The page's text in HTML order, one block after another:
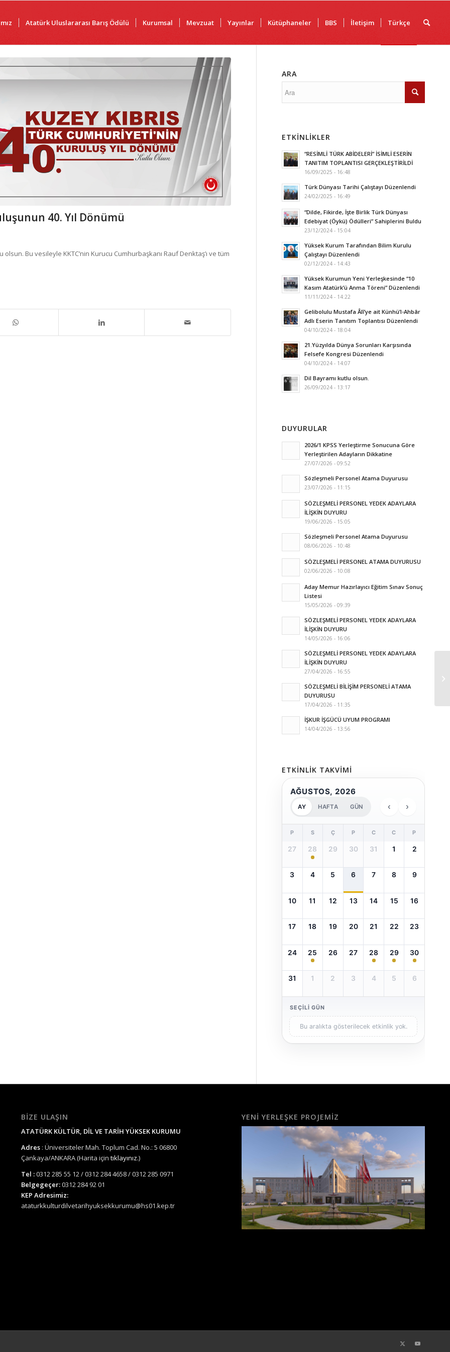
Atatürk Uluslararası Barış Ödülü Kurumsal Mevzuat Yayınlar Kütüphaneler BBS İletişim Türkçe
40. Yıl Dönümü
Bu vesileyle KKTC’nin Kurucu Cumhurbaşkanı Rauf Denktaş’ı ve tüm
ARA
ETKINLIKLER
“RESİMLİ TÜRK ABİDELERİ” İSİMLİ ESERİN
TANITIM TOPLANTISI GERÇEKLEŞTİRİLDİ
16/09/2025 - 16:48
Türk Dünyası Tarihi Çalıştayı Düzenlendi
24/02/2025 - 16:49
“Dilde, Fikirde, İşte Birlik Türk Dünyası
Edebiyat (Öykü) Ödülleri” Sahiplerini Buldu
23/12/2024 - 15:04
Yüksek Kurum Tarafından Bilim Kurulu
Çalıştayı Düzenlendi
02/12/2024 - 14:43
Yüksek Kurumun Yeni Yerleşkesinde “10
Kasım Atatürk’ü Anma Töreni” Düzenlendi
11/11/2024 - 14:22
Gelibolulu Mustafa Âlî’ye ait Künhü’l-Ahbâr
Adlı Eserin Tanıtım Toplantısı Düzenlendi
04/10/2024 - 18:04
21.Yüzyılda Dünya Sorunları Karşısında
Felsefe Kongresi Düzenlendi
04/10/2024 - 14:07
Dil Bayramı kutlu olsun.
26/09/2024 - 13:17
DUYURULAR
2026/1 KPSS Yerleştirme Sonucuna Göre
Yerleştirilen Adayların Dikkatine
27/07/2026 - 09:52
Sözleşmeli Personel Atama Duyurusu
23/07/2026 - 11:15
SÖZLEŞMELİ PERSONEL YEDEK ADAYLARA
İLİŞKİN DUYURU
19/06/2026 - 15:05
Sözleşmeli Personel Atama Duyurusu
08/06/2026 - 10:48
SÖZLEŞMELİ PERSONEL ATAMA DUYURUSU
02/06/2026 - 10:08
Aday Memur Hazırlayıcı Eğitim Sınav Sonuç
Listesi
15/05/2026 - 09:39
SÖZLEŞMELİ PERSONEL YEDEK ADAYLARA
İLİŞKİN DUYURU
14/05/2026 - 16:06
SÖZLEŞMELİ PERSONEL YEDEK ADAYLARA
İLİŞKİN DUYURU
27/04/2026 - 16:55
SÖZLEŞMELİ BİLİŞİM PERSONELİ ATAMA
DUYURUSU
17/04/2026 - 11:35
İŞKUR İŞGÜCÜ UYUM PROGRAMI
14/04/2026 - 13:56
ETKINLIK TAKVIMI
AĞUSTOS, 2026
AY HAFTA GÜN ‹ ›
P S Ç P C C P
27 28 29 30 31 1 2
3 4 5 6 7 8 9
10 11 12 13 14 15 16
17 18 19 20 21 22 23
24 25 26 27 28 29 30
31 1 2 3 4 5 6
SEÇILI GÜN
Bu aralıkta gösterilecek etkinlik yok.
BIZE ULAŞIN
ATATÜRK KÜLTÜR, DİL VE TARİH YÜKSEK KURUMU
Adres : Üniversiteler Mah. Toplum Cad. No.: 5 06800
Çankaya/ANKARA (Harita için tıklayınız.)
Tel :0312 285 55 12 / 0312 284 4658 / 0312 285 0971
Belgegeçer:0312 284 92 01
KEP Adresimiz:
ataturkkulturdilvetarihyuksekkurumu@hs01.kep.tr
YENI YERLEŞKE PROJEMIZ